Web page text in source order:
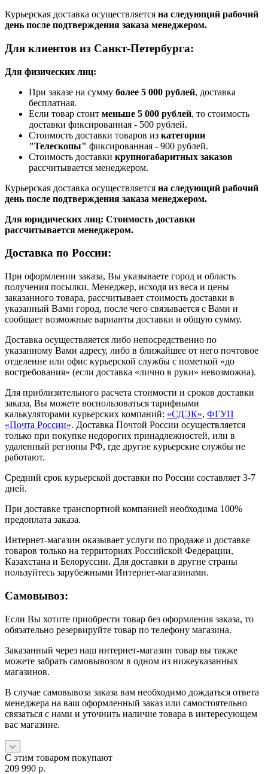
Курьерская доставка осуществляется на следующий рабочий
день после подтверждения заказа менеджером.
Для клиентов из Санкт-Петербурга:
Для физических лиц:
При заказе на сумму более 5 000 рублей, доставка
бесплатная.
Если товар стоит меньше 5 000 рублей, то стоимость
доставки фиксированная - 500 рублей.
Стоимость доставки товаров из категории
"Телескопы" фиксированная - 900 рублей.
Стоимость доставки крупногабаритных заказов
рассчитывается менеджером.
Курьерская доставка осуществляется на следующий рабочий
день после подтверждения заказа менеджером.
Для юридических лиц: Стоимость доставки
рассчитывается менеджером.
Доставка по России:
При оформлении заказа, Вы указываете город и область
получения посылки. Менеджер, исходя из веса и цены
заказанного товара, рассчитывает стоимость доставки в
указанный Вами город, после чего связывается с Вами и
сообщает возможные варианты доставки и общую сумму.
Доставка осуществляется либо непосредственно по
указанному Вами адресу, либо в ближайшее от него почтовое
отделение или офис курьерской службы с пометкой «до
востребования» (если доставка «лично в руки» невозможна).
Для приблизительного расчета стоимости и сроков доставки
заказа, Вы можете воспользоваться тарифными
калькуляторами курьерских компаний: «СДЭК», ФГУП
«Почта России». Доставка Почтой России осуществляется
только при покупке недорогих принадлежностей, или в
удаленный регионы РФ, где другие курьерские службы не
работают.
Средний срок курьерской доставки по России составляет 3-7
дней.
При доставке транспортной компанией необходима 100%
предоплата заказа.
Интернет-магазин оказывает услуги по продаже и доставке
товаров только на территориях Российской Федерации,
Казахстана и Белоруссии. Для доставки в другие страны
пользуйтесь зарубежными Интернет-магазинами.
Самовывоз:
Если Вы хотите приобрести товар без оформления заказа, то
обязательно резервируйте товар по телефону магазина.
Заказанный через наш интернет-магазин товар вы также
можете забрать самовывозом в одном из нижеуказанных
магазинов.
В случае самовывоза заказа вам необходимо дождаться ответа
менеджера на ваш оформленный заказ или самостоятельно
связаться с нами и уточнить наличие товара в интересующем
вас магазине.
С этим товаром покупают
209 990 р.